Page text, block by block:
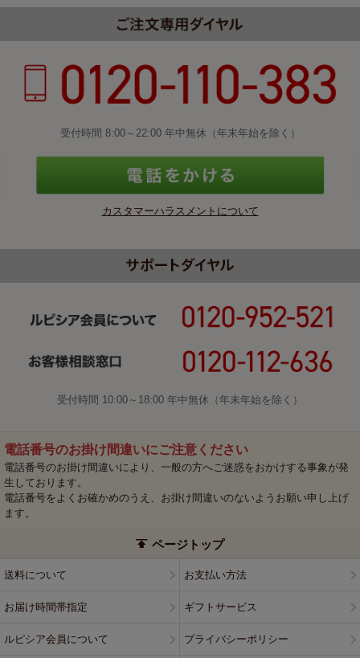
受付時間 8:00～22:00 年中無休（年末年始を除く）
カスタマーハラスメントについて
受付時間 10:00～18:00 年中無休（年末年始を除く）
電話番号のお掛け間違いにご注意ください
電話番号のお掛け間違いにより、一般の方へご迷惑をおかけする事象が発
生しております。
電話番号をよくお確かめのうえ、お掛け間違いのないようお願い申し上げ
ます。
ページトップ
送料について お支払い方法
お届け時間帯指定 ギフトサービス
ルピシア会員について プライバシーポリシー